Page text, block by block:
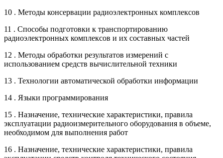
10 . Методы консервации радиоэлектронных комплексов
11 . Способы подготовки к транспортированию
радиоэлектронных комплексов и их составных частей
12 . Методы обработки результатов измерений с
использованием средств вычислительной техники
13 . Технологии автоматической обработки информации
14 . Языки программирования
15 . Назначение, технические характеристики, правила
эксплуатации радиоизмерительного оборудования в объеме,
необходимом для выполнения работ
16 . Назначение, технические характеристики, правила